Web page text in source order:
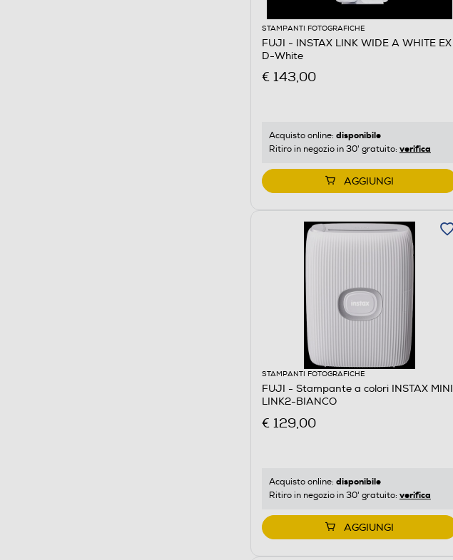
STAMPANTI FOTOGRAFICHE
FUJI - INSTAX LINK WIDE A WHITE EX
D-White
€ 143,00
Acquisto online: disponibile
Ritiro in negozio in 30' gratuito: verifica
AGGIUNGI
STAMPANTI FOTOGRAFICHE
FUJI - Stampante a colori INSTAX MINI
LINK2-BIANCO
€ 129,00
Acquisto online: disponibile
Ritiro in negozio in 30' gratuito: verifica
AGGIUNGI